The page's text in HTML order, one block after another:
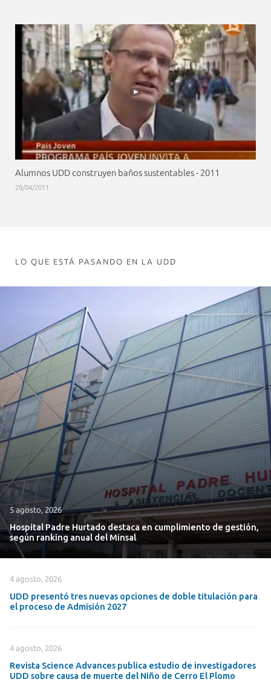
Alumnos UDD construyen baños sustentables - 2011
28/04/2011
LO QUE ESTÁ PASANDO EN LA UDD
5 agosto, 2026
Hospital Padre Hurtado destaca en cumplimiento de gestión,
según ranking anual del Minsal
4 agosto, 2026
UDD presentó tres nuevas opciones de doble titulación para
el proceso de Admisión 2027
4 agosto, 2026
Revista Science Advances publica estudio de investigadores
UDD sobre causa de muerte del Niño de Cerro El Plomo